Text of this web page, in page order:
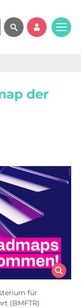
der
für
(BMFTR)